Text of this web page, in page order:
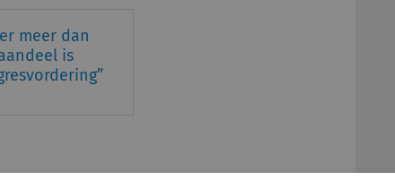
meer dan
is